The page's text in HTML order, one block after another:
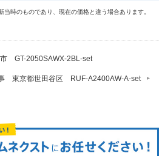
時のものであり、現在の価格と違う場合あります。
GT-2050SAWX-2BL-set
東京都世田谷区 RUF-A2400AW-A-set